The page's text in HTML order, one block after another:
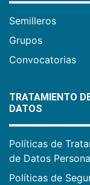
Semilleros
Grupos
Convocatorias
TRATAMIENTO
DATOS
Políticas de
de Datos
Políticas de